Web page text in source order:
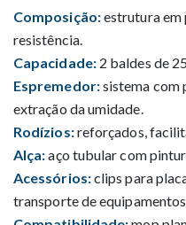
Composição:estrutura em
resistência.
Capacidade:2 baldes de
Espremedor:sistema com
extração da umidade.
Rodízios:reforçados,
Alça:aço tubular com
Acessórios:clips para
transporte de